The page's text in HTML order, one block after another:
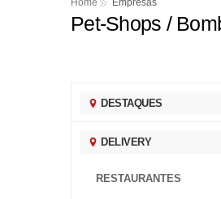
Home Empresas
Pet-Shops /
DESTAQUES
DELIVERY
RESTAURANTES